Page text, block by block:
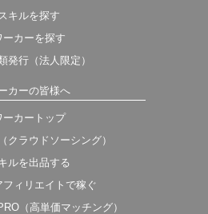
キルを探す
ーカーを探す
発行（法人限定）
カーの皆様へ
ーカートップ
クラウドソーシング）
ルを出品する
フィリエイトで稼ぐ
（高単価マッチング）